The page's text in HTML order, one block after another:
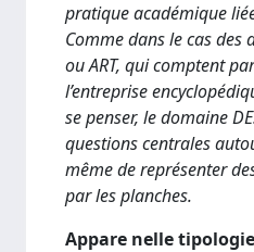
pratique académique
Comme dans le cas des
ou ART, qui comptent
l’entreprise
se penser, le domaine
questions centrales
même de représenter
par les planches.
Appare nelle